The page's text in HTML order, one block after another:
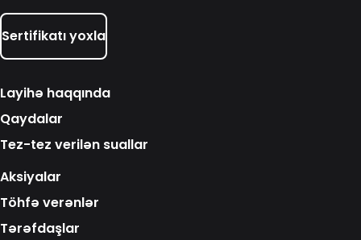
Sertifikatı yoxla
Layihə haqqında
Qaydalar
Tez-tez verilən suallar
Aksiyalar
Töhfə verənlər
Tərəfdaşlar